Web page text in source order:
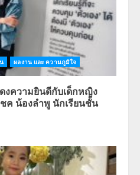
ผลงาน และ ความภูมิใจ
งความยินดีกับเด็กหญิง
น้องลำพู นักเรียนชั้น